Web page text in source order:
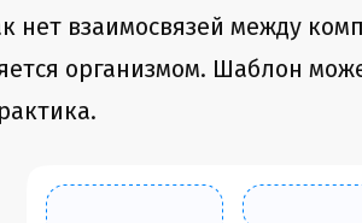
нет взаимосвязей между
организмом. Шаблон